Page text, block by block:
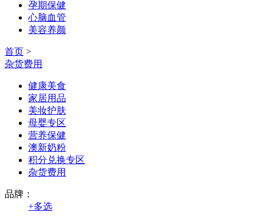
孕期保健
心脑血管
美容养颜
首页 >
杂货费用
健康美食
家居用品
美妆护肤
母婴专区
营养保健
澳新奶粉
积分兑换专区
杂货费用
品牌：
+多选